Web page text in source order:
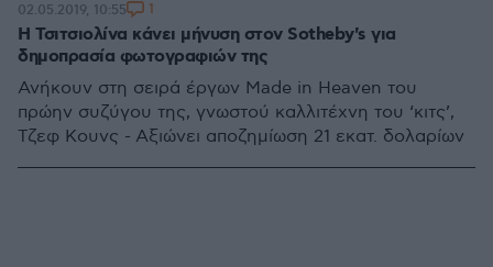
Η Τσιτσιολίνα κάνει μήνυση στον Sotheby's για
δημοπρασία φωτογραφιών της
Ανήκουν στη σειρά έργων Made in Heaven του
πρώην συζύγου της, γνωστού καλλιτέχνη του ‘κιτς’,
Τζεφ Κουνς - Αξιώνει αποζημίωση 21 εκατ. δολαρίων
02.05.2019, 10:55 1